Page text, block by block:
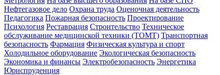
Нефтегазовое дело Охрана труда Оценочная деятельность
Педагогика Пожарная безопасность Проектирование
Психология Реставрация Строительство Техническое
обслуживание медицинской техники (ТОМТ) Транспортная
безопасность Фармация Физическая культура и спорт
Холодильное оборудование Экологическая безопасность
Экономика и финансы Электробезопасность Энергетика
Юриспруденция